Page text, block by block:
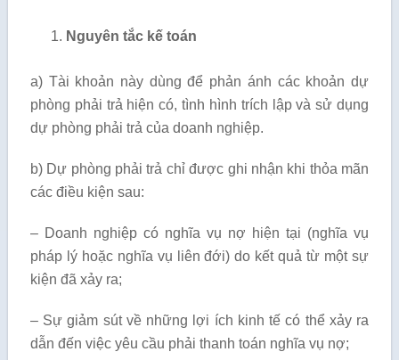
Nguyên tắc kế toán
a) Tài khoản này dùng để phản ánh các khoản dự
phòng phải trả hiện có, tình hình trích lập và sử dụng
dự phòng phải trả của doanh nghiệp.
b) Dự phòng phải trả chỉ được ghi nhận khi thỏa mãn
các điều kiện sau:
– Doanh nghiệp có nghĩa vụ nợ hiện tại (nghĩa vụ
pháp lý hoặc nghĩa vụ liên đới) do kết quả từ một sự
kiện đã xảy ra;
– Sự giảm sút về những lợi ích kinh tế có thể xảy ra
dẫn đến việc yêu cầu phải thanh toán nghĩa vụ nợ;